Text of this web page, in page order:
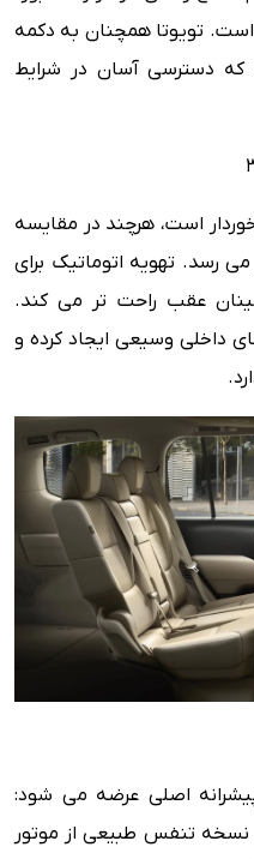
است. تویوتا همچنان به دکمه
که دسترسی آسان در شرایط
است، هرچند در مقایسه
رسد. تهویه اتوماتیک برای
عقب راحت تر می کند.
متر، فضای داخلی وسیعی ایجاد کرده و
سری 300 با دو پیشرانه اصلی عرضه می شود:
تنفس طبیعی از موتور